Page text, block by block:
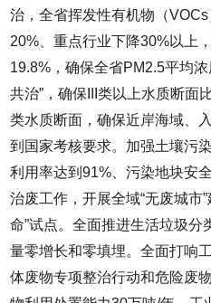
治，全省挥发性有机物（
20%、重点行业下降30%以上
19.8%，确保全省PM2.5平均
共治”，确保III类以上水质断面
类水质断面，确保近岸海域、
到国家考核要求。加强土壤污
利用率达到91%、污染地块安
治废工作，开展全域“无废城市
命”试点。全面推进生活垃圾分
量零增长和零填埋。全面打响
体废物专项整治行动和危险废